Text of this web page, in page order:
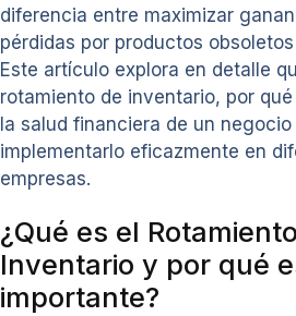
diferencia entre maximizar
pérdidas por productos
Este artículo explora en detalle
rotamiento de inventario, por
la salud financiera de un
implementarlo eficazmente en
empresas.
¿Qué es el
Inventario y por qué
importante?